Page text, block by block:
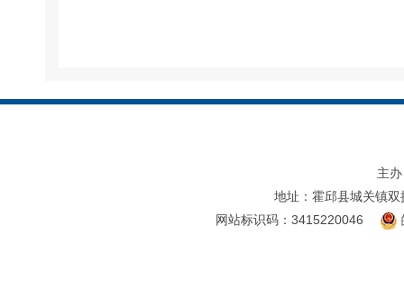
主
地址：霍邱县城关镇双
网站标识码：3415220046